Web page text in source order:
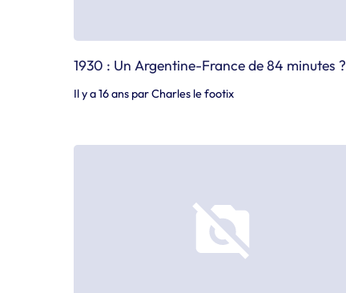
1930 : Un Argentine-France de 84 minutes ?
Il y a 16 ans parCharles le footix